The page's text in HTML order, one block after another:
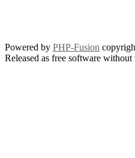
Powered by PHP-Fusion
Released as free software